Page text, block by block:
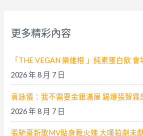
:
更多精彩內容
「THE VEGAN 樂維根 」純素蛋白飲
2026 年 8 月 7 日
袁詠儀：我不需要金銀滿屋 踢爆張智霖
2026 年 8 月 7 日
張馳豪新歌MV貼身舞火辣 大嘆拍劇未